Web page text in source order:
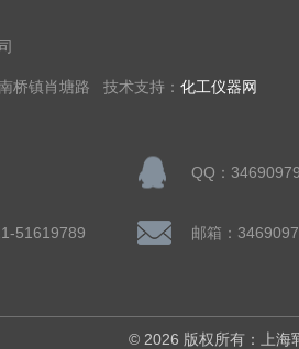
桥镇肖塘路 技术支持： 化工仪器网
QQ：
51619789 邮箱：
© 2026 版权所有：上